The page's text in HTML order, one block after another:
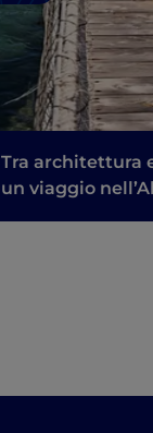
Tra architettura
un viaggio